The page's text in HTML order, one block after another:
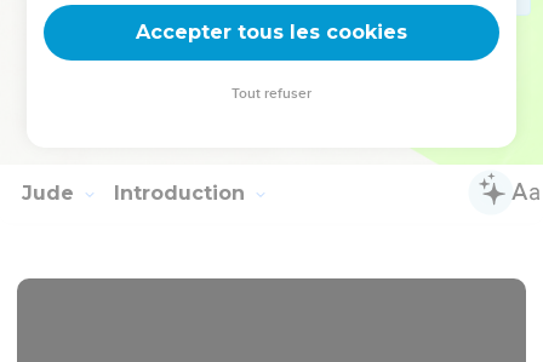
J'avais beaucoup de choses à t'écrire, mais je ne veux pas
t'écrire avec l'encre et la plume,
Jude Introduction
Accepter tous les cookies
Tout refuser